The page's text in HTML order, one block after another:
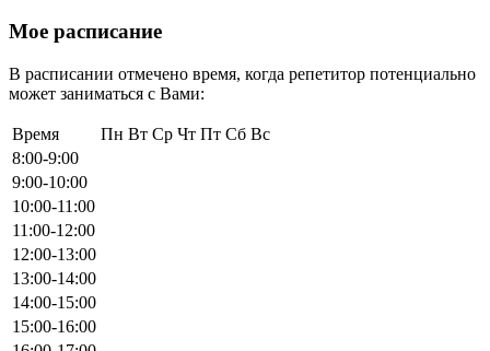
Мое расписание
В расписании отмечено время, когда репетитор потенциально
может заниматься с Вами:
Время Пн Вт Ср Чт Пт Сб Вс
8:00-9:00
9:00-10:00
10:00-11:00
11:00-12:00
12:00-13:00
13:00-14:00
14:00-15:00
15:00-16:00